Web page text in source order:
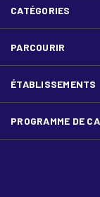
CATÉGORIES
PARCOURIR
ÉTABLISSEMENTS
PROGRAMME DE